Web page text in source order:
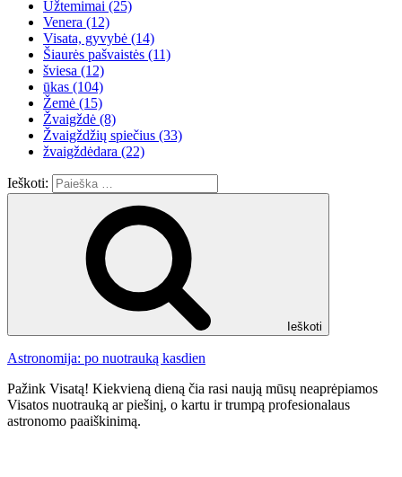
Užtemimai (25)
Venera (12)
Visata, gyvybė (14)
Šiaurės pašvaistės (11)
šviesa (12)
ūkas (104)
Žemė (15)
Žvaigždė (8)
Žvaigždžių spiečius (33)
žvaigždėdara (22)
Ieškoti:
Ieškoti
Astronomija: po nuotrauką kasdien
Pažink Visatą! Kiekvieną dieną čia rasi naują mūsų neaprėpiamos
Visatos nuotrauką ar piešinį, o kartu ir trumpą profesionalaus
astronomo paaiškinimą.